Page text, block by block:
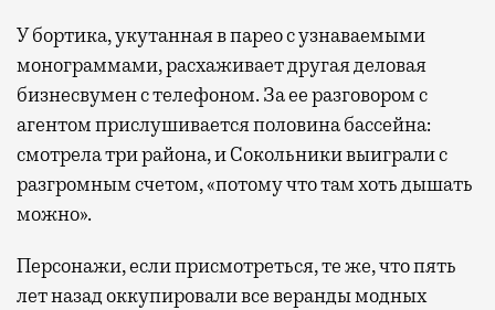
У бортика, укутанная в парео с узнаваемыми
монограммами, расхаживает другая деловая
бизнесвумен с телефоном. За ее разговором с
агентом прислушивается половина бассейна:
смотрела три района, и Сокольники выиграли с
разгромным счетом, «потому что там хоть дышать
можно».
Персонажи, если присмотреться, те же, что пять
лет назад оккупировали все веранды модных